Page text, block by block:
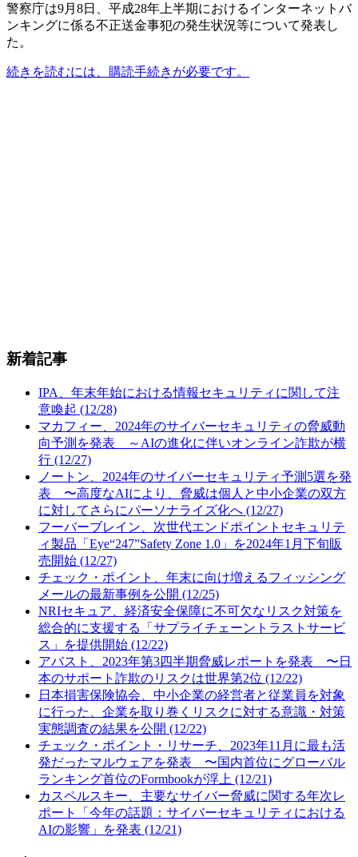
警察庁は9月8日、平成28年上半期におけるインターネットバ
ンキングに係る不正送金事犯の発生状況等について発表し
た。
続きを読むには、購読手続きが必要です。
新着記事
IPA、年末年始における情報セキュリティに関して注
意喚起 (12/28)
マカフィー、2024年のサイバーセキュリティの脅威動
向予測を発表 ～AIの進化に伴いオンライン詐欺が横
行 (12/27)
ノートン、2024年のサイバーセキュリティ予測5選を発
表 〜高度なAIにより、脅威は個人と中小企業の双方
に対してさらにパーソナライズ化へ (12/27)
フーバーブレイン、次世代エンドポイントセキュリテ
ィ製品「Eye“247”Safety Zone 1.0」を2024年1月下旬販
売開始 (12/27)
チェック・ポイント、年末に向け増えるフィッシング
メールの最新事例を公開 (12/25)
NRIセキュア、経済安全保障に不可欠なリスク対策を
総合的に支援する「サプライチェーントラストサービ
ス」を提供開始 (12/22)
アバスト、2023年第3四半期脅威レポートを発表 〜日
本のサポート詐欺のリスクは世界第2位 (12/22)
日本損害保険協会、中小企業の経営者と従業員を対象
に行った、企業を取り巻くリスクに対する意識・対策
実態調査の結果を公開 (12/22)
チェック・ポイント・リサーチ、2023年11月に最も活
発だったマルウェアを発表 〜国内首位にグローバル
ランキング首位のFormbookが浮上 (12/21)
カスペルスキー、主要なサイバー脅威に関する年次レ
ポート「今年の話題：サイバーセキュリティにおける
AIの影響」を発表 (12/21)